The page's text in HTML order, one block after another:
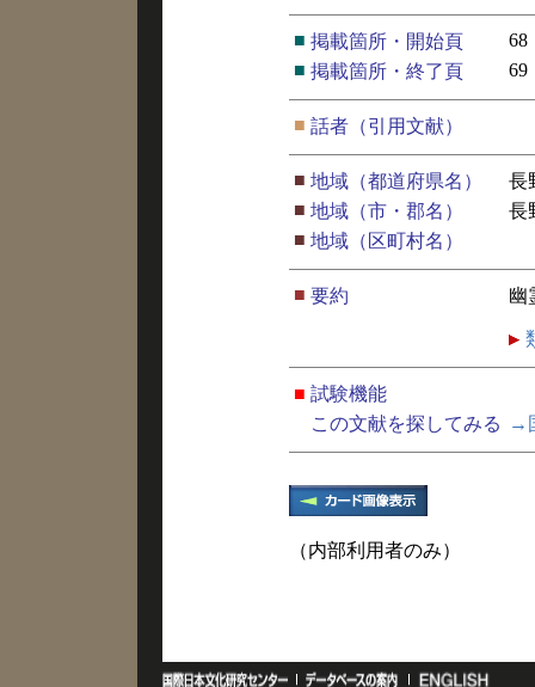
■ 掲載箇所・開始頁
68
■ 掲載箇所・終了頁 69
■ 話者（引用文献）
■ 地域（都道府県名）
長
■ 地域（市・郡名）
長
■ 地域（区町村名）
■ 要約 幽
■ 試験機能
この文献を探してみる
→
（内部利用者のみ）